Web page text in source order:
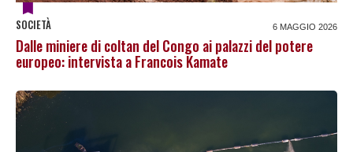
SOCIETÀ 6 MAGGIO 2026
Dalle miniere di coltan del Congo ai palazzi del potere
europeo: intervista a Francois Kamate